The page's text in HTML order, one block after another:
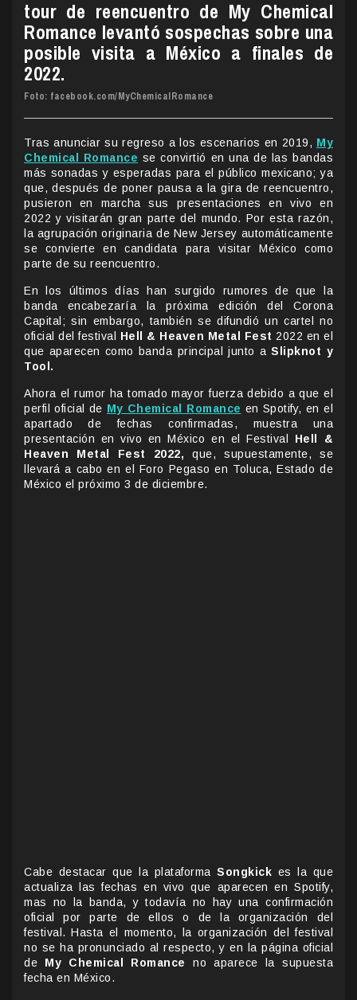
tour de reencuentro de My Chemical
Romance levantó sospechas sobre una
posible visita a México a finales de
2022.
Foto: facebook.com/MyChemicalRomance
Tras anunciar su regreso a los escenarios en 2019, My
Chemical Romance se convirtió en una de las bandas
más sonadas y esperadas para el público mexicano; ya
que, después de poner pausa a la gira de reencuentro,
pusieron en marcha sus presentaciones en vivo en
2022 y visitarán gran parte del mundo. Por esta razón,
la agrupación originaria de New Jersey automáticamente
se convierte en candidata para visitar México como
parte de su reencuentro.
En los últimos días han surgido rumores de que la
banda encabezaría la próxima edición del Corona
Capital; sin embargo, también se difundió un cartel no
oficial del festival Hell & Heaven Metal Fest 2022 en el
que aparecen como banda principal junto aSlipknot y
Tool.
Ahora el rumor ha tomado mayor fuerza debido a que el
perfil oficial de My Chemical Romance en Spotify, en el
apartado de fechas confirmadas, muestra una
presentación en vivo en México en el Festival Hell &
Heaven Metal Fest 2022, que, supuestamente, se
llevará a cabo en el Foro Pegaso en Toluca, Estado de
México el próximo 3 de diciembre.
Cabe destacar que la plataforma Songkick es la que
actualiza las fechas en vivo que aparecen en Spotify,
mas no la banda, y todavía no hay una confirmación
oficial por parte de ellos o de la organización del
festival. Hasta el momento, la organización del festival
no se ha pronunciado al respecto, y en la página oficial
de My Chemical Romance
no aparece la supuesta
fecha en México.